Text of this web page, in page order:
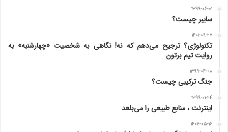
۱۳۹۹-۰۶-۰۱
سایبر چیست؟
۱۴۰۱-۰۹-۲۷
تکنولوژی؟ ترجیح می‌دهم که نه! نگاهی به شخصیت «چهارشنبه» به
روایت تیم برتون
۱۳۹۹-۰۴-۰۸
جنگ ترکیبی چیست؟
۱۳۹۹-۰۱-۲۴
اینترنت ، منابع طبیعی را می‌بلعد
۱۴۰۲-۰۵-۱۶